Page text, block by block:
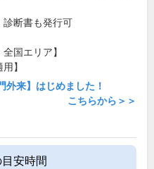
診断書も発行可
全国エリア】
】
外来】はじめました！
こちらから＞＞
安時間